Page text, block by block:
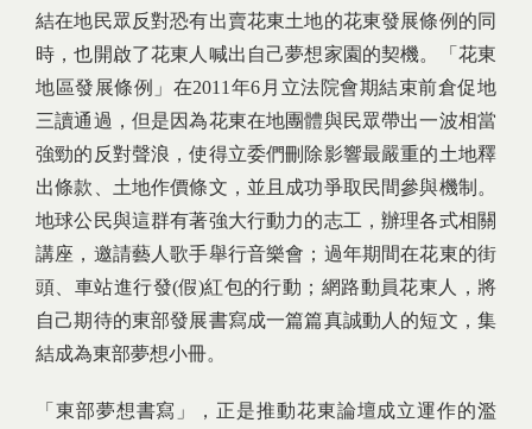
結在地民眾反對恐有出賣花東土地的花東發展條例的同
時，也開啟了花東人喊出自己夢想家園的契機。「花東
地區發展條例」在2011年6月立法院會期結束前倉促地
三讀通過，但是因為花東在地團體與民眾帶出一波相當
強勁的反對聲浪，使得立委們刪除影響最嚴重的土地釋
出條款、土地作價條文，並且成功爭取民間參與機制。
地球公民與這群有著強大行動力的志工，辦理各式相關
講座，邀請藝人歌手舉行音樂會；過年期間在花東的街
頭、車站進行發(假)紅包的行動；網路動員花東人，將
自己期待的東部發展書寫成一篇篇真誠動人的短文，集
結成為東部夢想小冊。
「東部夢想書寫」，正是推動花東論壇成立運作的濫